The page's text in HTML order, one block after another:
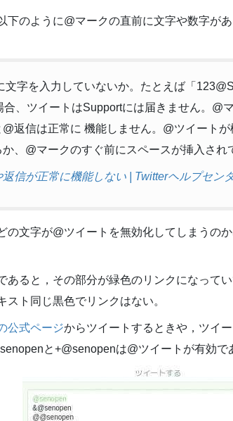
下のように@マークの直前に文字や数字が
文字を入力していないか。たとえば「
合、ツイートはSupportには届きません。@
返信は正常に 機能しません。@ツイート
、@マークのすぐ前にスペースが挿入され
信が正常に機能しない | Twitterヘルプセン
の文字が@ツイートを無効化してしまうの
あると，その部分が緑色のリンクになって
スト同じ黒色でリンクはない。
公式ページからツイートするときや，ツイ
と+@senopenは@ツイートが有効で